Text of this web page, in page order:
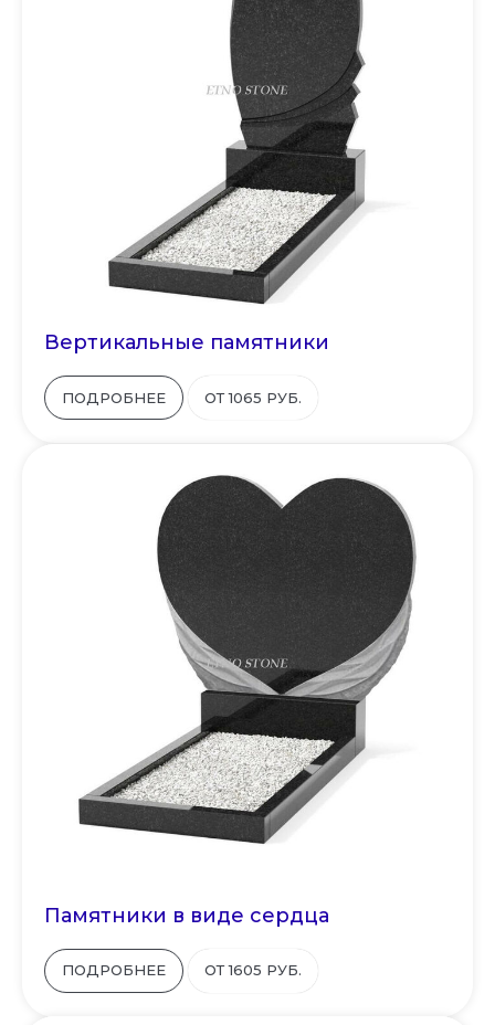
Вертикальные памятники
ПОДРОБНЕЕ ОТ 1065 РУБ.
Памятники в виде сердца
ПОДРОБНЕЕ ОТ 1605 РУБ.